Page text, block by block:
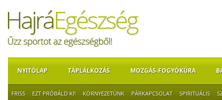
NYITÓLAP TÁPLÁLKOZÁS MOZGÁS-FOGYÓKÚRA
FRISS EZT PRÓBÁLD KI! KÖRNYEZETÜNK PÁRKAPCSOLAT SPIRITUÁLIS